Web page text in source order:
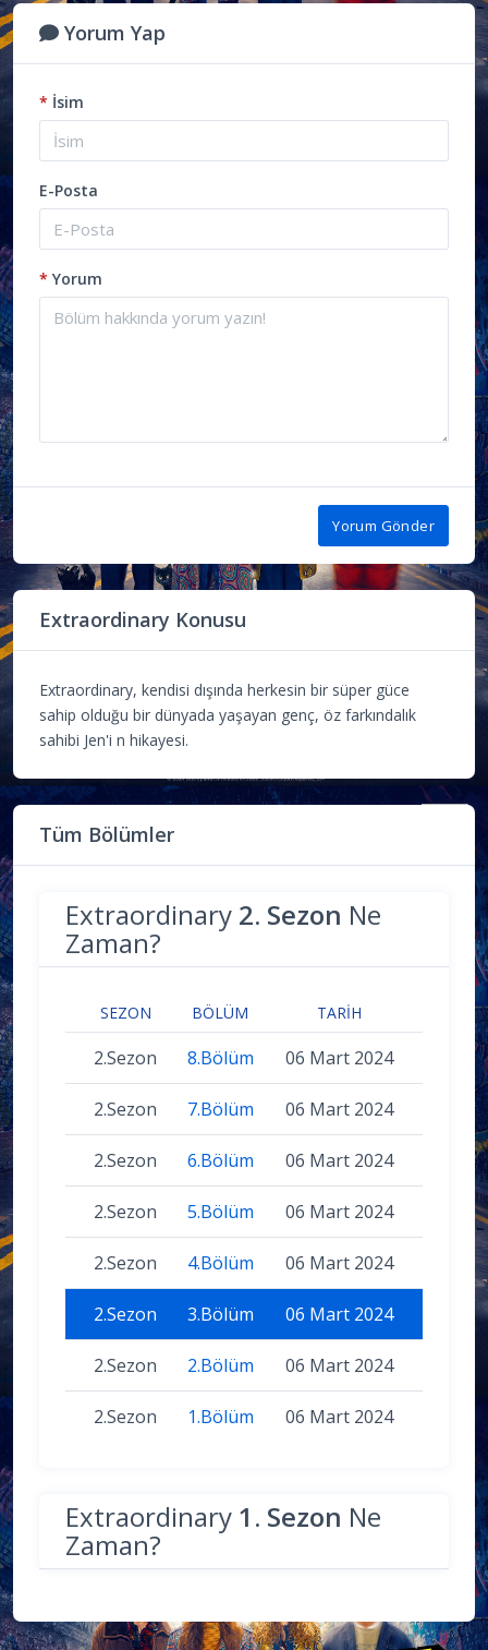
Yorum Yap
* İsim
E-Posta
* Yorum
Yorum Gönder
Extraordinary Konusu
Extraordinary, kendisi dışında herkesin bir süper güce
sahip olduğu bir dünyada yaşayan genç, öz farkındalık
sahibi Jen'i n hikayesi.
Tüm Bölümler
Extraordinary 2. Sezon Ne
Zaman?
SEZON BÖLÜM TARIH
2.Sezon 8.Bölüm 06 Mart 2024
2.Sezon 7.Bölüm 06 Mart 2024
2.Sezon 6.Bölüm 06 Mart 2024
2.Sezon 5.Bölüm 06 Mart 2024
2.Sezon 4.Bölüm 06 Mart 2024
2.Sezon 3.Bölüm 06 Mart 2024
2.Sezon 2.Bölüm 06 Mart 2024
2.Sezon 1.Bölüm 06 Mart 2024
Extraordinary 1. Sezon Ne
Zaman?